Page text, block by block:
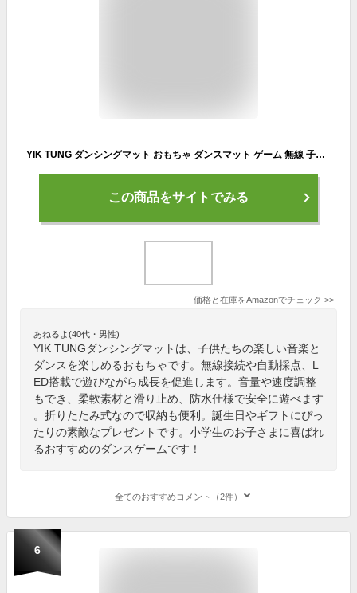
YIK TUNG ダンシングマット おもちゃ ダンスマット ゲーム 無線 子供用音楽ダンスマット 電子ピアノマット 自動採点 LED搭載 音楽 音量調整 速度調整 柔軟素材 滑り止め 防水素材 折りたたみ式 誕生日プレゼント 小学生 おもちゃ ギフト プリンセス
この商品をサイトでみる
価格と在庫をAmazonでチェック >>
あねるよ(40代・男性)
YIK TUNGダンシングマットは、子供たちの楽しい音楽と
ダンスを楽しめるおもちゃです。無線接続や自動採点、L
ED搭載で遊びながら成長を促進します。音量や速度調整
もでき、柔軟素材と滑り止め、防水仕様で安全に遊べます
。折りたたみ式なので収納も便利。誕生日やギフトにぴっ
たりの素敵なプレゼントです。小学生のお子さまに喜ばれ
るおすすめのダンスゲームです！
全てのおすすめコメント（2件）
6